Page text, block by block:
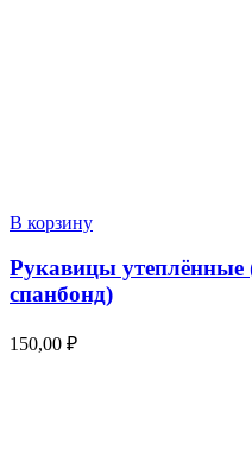
В корзину
Рукавицы утеплённые
спанбонд)
150,00 ₽